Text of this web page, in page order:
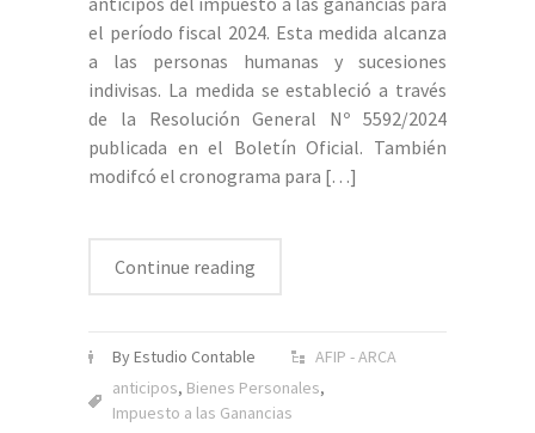
el período fiscal 2024. Esta medida alcanza
a las personas humanas y sucesiones
indivisas. La medida se estableció a través
de la Resolución General Nº 5592/2024
publicada en el Boletín Oficial. También
modifcó el cronograma para […]
Continue reading
By Estudio Contable
AFIP - ARCA
anticipos, Bienes Personales,
Impuesto a las Ganancias